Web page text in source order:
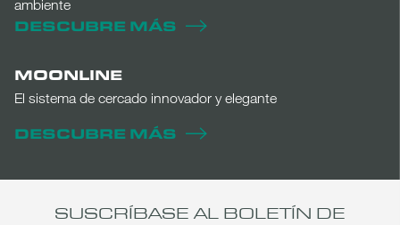
ambiente
DESCUBRE MÁS
MOONLINE
El sistema de cercado innovador y elegante
DESCUBRE MÁS
SUSCRÍBASE AL BOLETÍN DE